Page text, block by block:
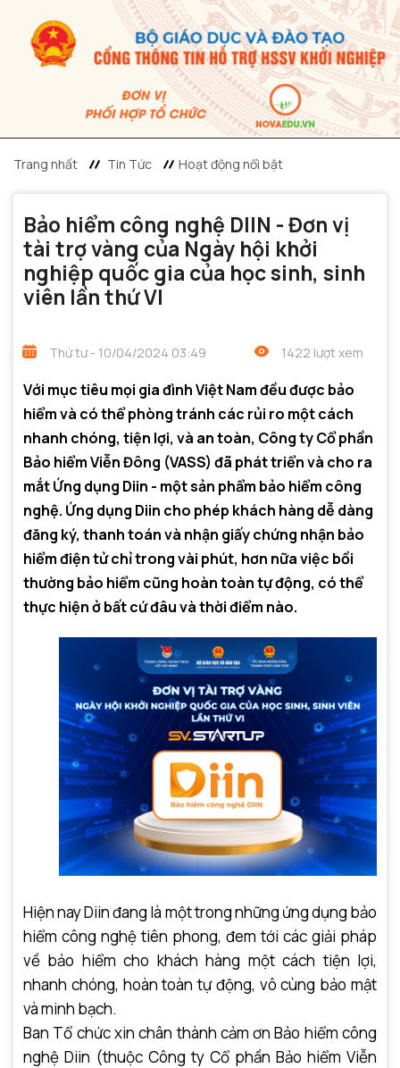
Trang nhất Tin Tức Hoạt động nổi bật
Bảo hiểm công nghệ DIIN - Đơn vị
tài trợ vàng của Ngày hội khởi
nghiệp quốc gia của học sinh, sinh
viên lần thứ VI
Thứ tư - 10/04/2024 03:49 1422 lượt xem
Với mục tiêu mọi gia đình Việt Nam đều được bảo
hiểm và có thể phòng tránh các rủi ro một cách
nhanh chóng, tiện lợi, và an toàn, Công ty Cổ phần
Bảo hiểm Viễn Đông (VASS) đã phát triển và cho ra
mắt Ứng dụng Diin - một sản phẩm bảo hiểm công
nghệ. Ứng dụng Diin cho phép khách hàng dễ dàng
đăng ký, thanh toán và nhận giấy chứng nhận bảo
hiểm điện tử chỉ trong vài phút, hơn nữa việc bồi
thường bảo hiểm cũng hoàn toàn tự động, có thể
thực hiện ở bất cứ đâu và thời điểm nào.
Hiện nay Diin đang là một trong những ứng dụng bảo
hiểm công nghệ tiên phong, đem tới các giải pháp
về bảo hiểm cho khách hàng một cách tiện lợi,
nhanh chóng, hoàn toàn tự động, vô cùng bảo mật
và minh bạch.
Ban Tổ chức xin chân thành cảm ơn Bảo hiểm công
nghệ Diin (thuộc Công ty Cổ phần Bảo hiểm Viễn